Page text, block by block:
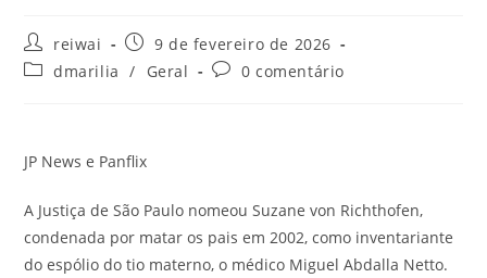
Autor
do
post:
reiwai
Post
publicado:
9 de fevereiro de 2026
Categoria
dmarilia / Geral
Comentários
0 comentário
JP News e Panflix
A Justiça de São Paulo nomeou Suzane von Richthofen,
condenada por matar os pais em 2002, como inventariante
do espólio do tio materno, o médico Miguel Abdalla Netto.